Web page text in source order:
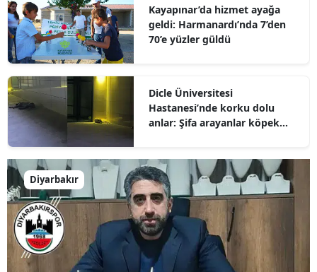
Kayapınar’da hizmet ayağa
geldi: Harmanardı’nda 7’den
70’e yüzler güldü
Dicle Üniversitesi
Hastanesi’nde korku dolu
anlar: Şifa arayanlar köpek
Diyarbakır